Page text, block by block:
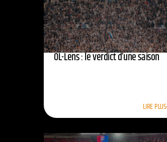
OL-Lens : le verdict d’une saison
LIRE PLUS